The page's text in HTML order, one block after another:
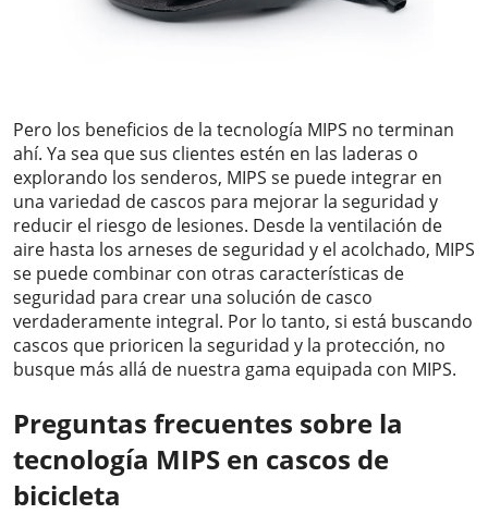
Pero los beneficios de la tecnología MIPS no terminan
ahí. Ya sea que sus clientes estén en las laderas o
explorando los senderos, MIPS se puede integrar en
una variedad de cascos para mejorar la seguridad y
reducir el riesgo de lesiones. Desde la ventilación de
aire hasta los arneses de seguridad y el acolchado, MIPS
se puede combinar con otras características de
seguridad para crear una solución de casco
verdaderamente integral. Por lo tanto, si está buscando
cascos que prioricen la seguridad y la protección, no
busque más allá de nuestra gama equipada con MIPS.
Preguntas frecuentes sobre la
tecnología MIPS en cascos de
bicicleta